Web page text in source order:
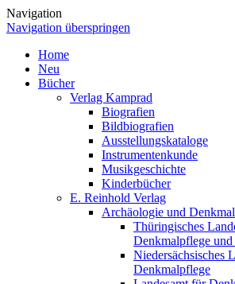
Navigation
Navigation überspringen
Home
Neu
Bücher
Verlag Kamprad
Biografien
Bildbiografien
Ausstellungskataloge
Instrumentenkunde
Musikgeschichte
Kinderbücher
E. Reinhold Verlag
Archäologie und
Thüringisches
Denkmalpflege
Niedersächsisches
Denkmalpflege